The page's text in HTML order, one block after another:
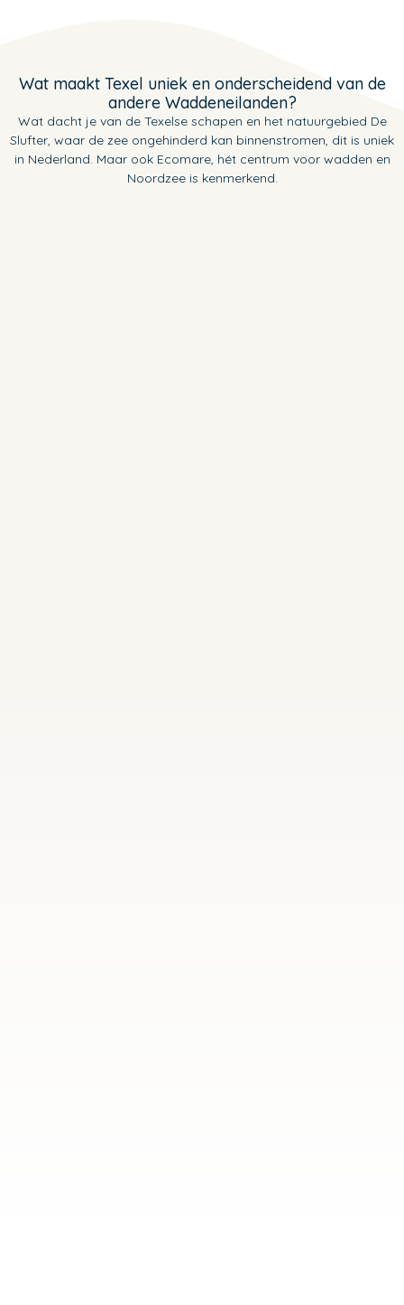
Wat maakt Texel uniek en onderscheidend van de
andere Waddeneilanden?
Wat dacht je van de Texelse schapen en het natuurgebied De
Slufter, waar de zee ongehinderd kan binnenstromen, dit is uniek
in Nederland. Maar ook Ecomare, hét centrum voor wadden en
Noordzee is kenmerkend.